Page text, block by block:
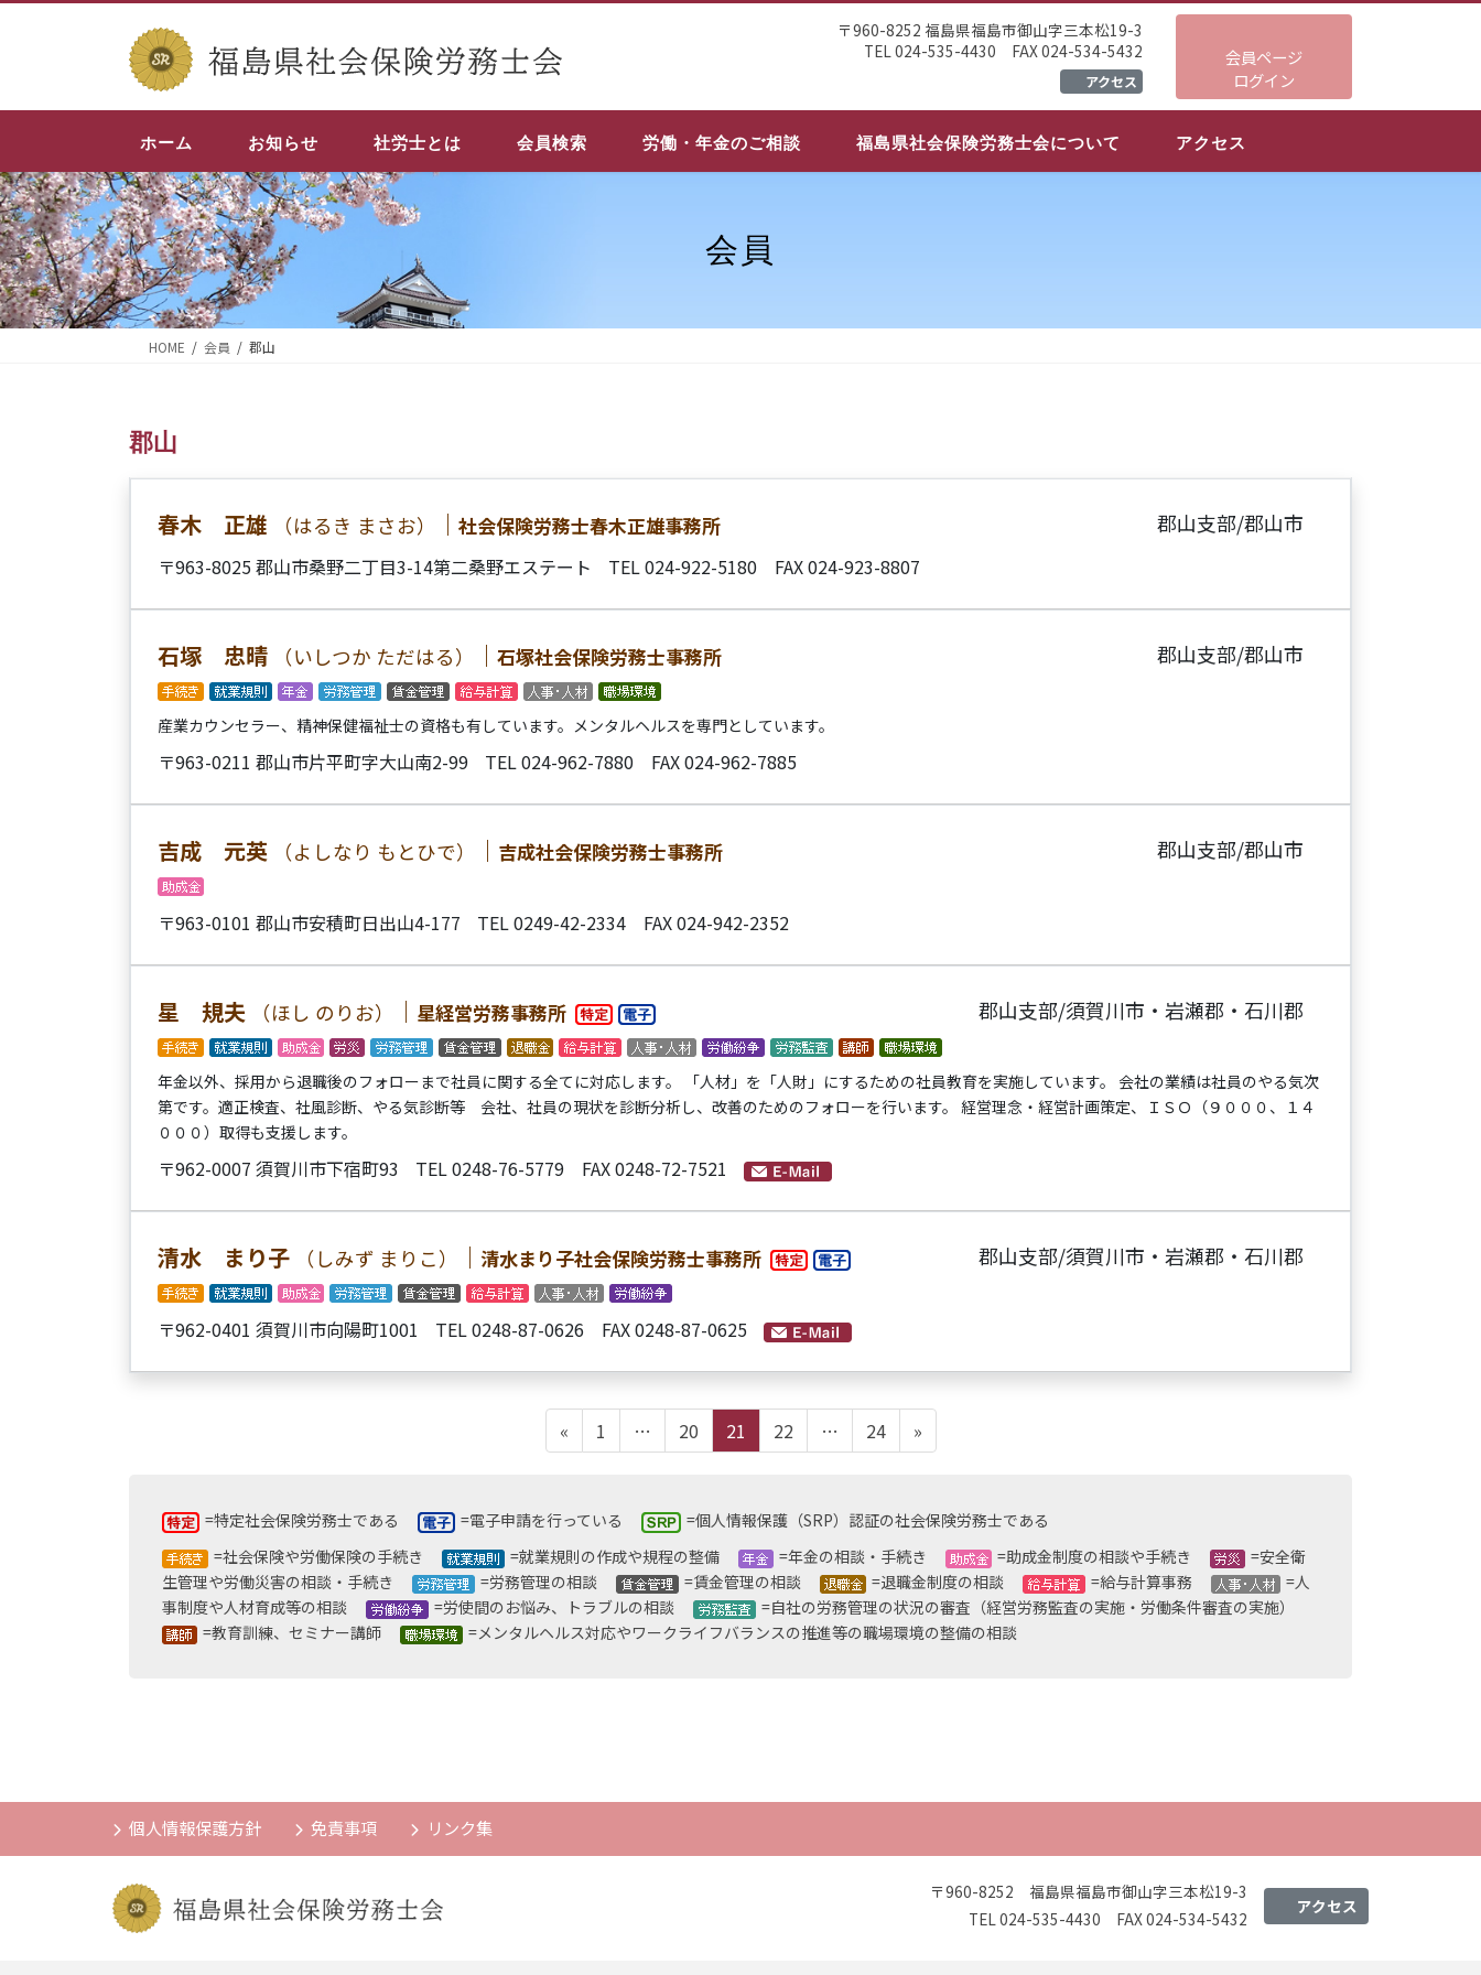
ス
キ
ッ
プ
ン
に
移
動
〒960-8252 福島県福島市御山字三本松19-3
TEL 024-535-4430 FAX 024-534-5432
アクセス
会員ページ
ログイン
ホーム お知らせ 社労士とは 会員検索 労働・年金のご相談 福島県社会保険労務士会について アクセス
会員
HOME 会員 郡山
郡山
春木 正雄 （はるき まさお） ｜ 社会保険労務士春木正雄事務所 郡山支部/郡山市
〒963-8025 郡山市桑野二丁目3-14第二桑野エステート TEL 024-922-5180 FAX 024-923-8807
石塚 忠晴 （いしつか ただはる） ｜ 石塚社会保険労務士事務所 郡山支部/郡山市
産業カウンセラー、精神保健福祉士の資格も有しています。メンタルヘルスを専門としています。
〒963-0211 郡山市片平町字大山南2-99 TEL 024-962-7880 FAX 024-962-7885
吉成 元英 （よしなり もとひで） ｜ 吉成社会保険労務士事務所 郡山支部/郡山市
〒963-0101 郡山市安積町日出山4-177 TEL 0249-42-2334 FAX 024-942-2352
星 規夫 （ほし のりお） ｜ 星経営労務事務所 郡山支部/須賀川市・岩瀬郡・石川郡
年金以外、採用から退職後のフォローまで社員に関する全てに対応します。 「人材」を「人財」にするための社員教育を実施しています。 会社の業績は社員のやる気次
第です。適正検査、社風診断、やる気診断等 会社、社員の現状を診断分析し、改善のためのフォローを行います。 経営理念・経営計画策定、ＩＳＯ（９０００、１４
０００）取得も支援します。
〒962-0007 須賀川市下宿町93 TEL 0248-76-5779 FAX 0248-72-7521
清水 まり子 （しみず まりこ） ｜ 清水まり子社会保険労務士事務所 郡山支部/須賀川市・岩瀬郡・石川郡
〒962-0401 須賀川市向陽町1001 TEL 0248-87-0626 FAX 0248-87-0625
«
固
定
ー
ジ
1 …
固
定
ー
ジ
20
固
定
ー
ジ
21
固
定
ー
ジ
22 …
固
定
ー
24 »
=特定社会保険労務士である =電子申請を行っている
=個人情報保護（SRP）認証の社会保険労務士である
=社会保険や労働保険の手続き
=就業規則の作成や規程の整備 =年金の相談・手続き =助成金制度の相談や手続き
=安全衛
生管理や労働災害の相談・手続き
=労務管理の相談 =賃金管理の相談 =退職金制度の相談 =給与計算事務
=人
事制度や人材育成等の相談
=労使間のお悩み、トラブルの相談
=自社の労務管理の状況の審査（経営労務監査の実施・労働条件審査の実施）
=教育訓練、セミナー講師
=メンタルヘルス対応やワークライフバランスの推進等の職場環境の整備の相談
個人情報保護方針 免責事項 リンク集
〒960-8252 福島県福島市御山字三本松19-3
TEL 024-535-4430 FAX 024-534-5432
アクセス